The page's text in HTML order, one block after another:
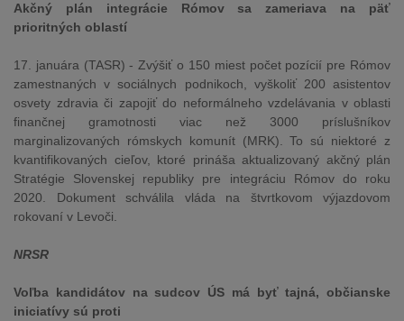
Akčný plán integrácie Rómov sa zameriava na päť
prioritných oblastí
17. januára (TASR) - Zvýšiť o 150 miest počet pozícií pre Rómov
zamestnaných v sociálnych podnikoch, vyškoliť 200 asistentov
osvety zdravia či zapojiť do neformálneho vzdelávania v oblasti
finančnej gramotnosti viac než 3000 príslušníkov
marginalizovaných rómskych komunít (MRK). To sú niektoré z
kvantifikovaných cieľov, ktoré prináša aktualizovaný akčný plán
Stratégie Slovenskej republiky pre integráciu Rómov do roku
2020. Dokument schválila vláda na štvrtkovom výjazdovom
rokovaní v Levoči.
NRSR
Voľba kandidátov na sudcov ÚS má byť tajná, občianske
iniciatívy sú proti